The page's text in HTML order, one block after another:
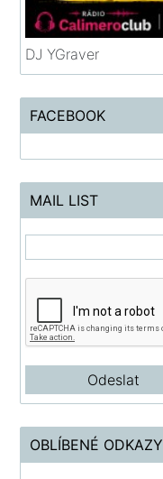
DJ YGraver
FACEBOOK
MAIL LIST
OBLÍBENÉ ODKAZY